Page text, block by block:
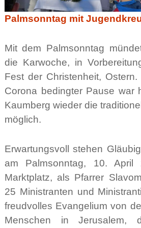
Palmsonntag mit
Mit dem Palmsonntag
die Karwoche, in
Fest der Christenheit,
Corona bedingter Pause war
Kaumberg wieder die
möglich.
Erwartungsvoll stehen
am Palmsonntag, 10. April
Marktplatz, als Pfarrer
25 Ministranten und
freudvolles Evangelium von
Menschen in Jerusalem,